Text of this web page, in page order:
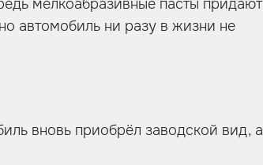
мелкоабразивные пасты придают
автомобиль ни разу в жизни не
вновь приобрёл заводской вид, а